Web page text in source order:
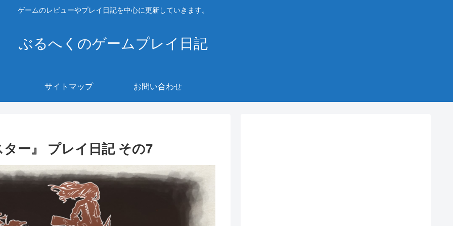
ゲームのレビューやプレイ日記を中心に更新していきます。
ぶるへくのゲームプレイ日記
サイトマップ お問い合わせ
ー』 プレイ日記 その7